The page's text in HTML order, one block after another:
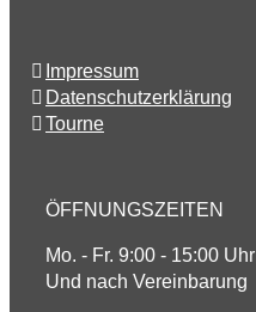
Impressum
Datenschutzerklärung
Tourne
ÖFFNUNGSZEITEN
Mo. - Fr. 9:00 - 15:00 Uhr
Und nach Vereinbarung